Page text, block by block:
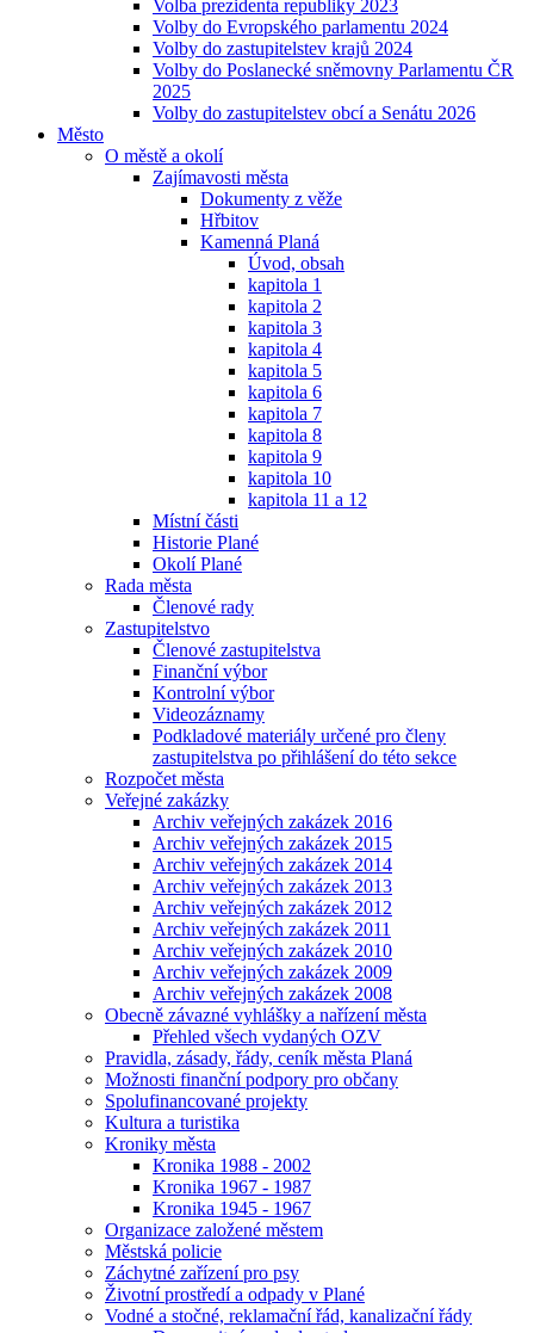
Volba prezidenta republiky 2023
Volby do Evropského parlamentu 2024
Volby do zastupitelstev krajů 2024
Volby do Poslanecké sněmovny Parlamentu ČR
2025
Volby do zastupitelstev obcí a Senátu 2026
Město
O městě a okolí
Zajímavosti města
Dokumenty z věže
Hřbitov
Kamenná Planá
Úvod, obsah
kapitola 1
kapitola 2
kapitola 3
kapitola 4
kapitola 5
kapitola 6
kapitola 7
kapitola 8
kapitola 9
kapitola 10
kapitola 11 a 12
Místní části
Historie Plané
Okolí Plané
Rada města
Členové rady
Zastupitelstvo
Členové zastupitelstva
Finanční výbor
Kontrolní výbor
Videozáznamy
Podkladové materiály určené pro členy
zastupitelstva po přihlášení do této sekce
Rozpočet města
Veřejné zakázky
Archiv veřejných zakázek 2016
Archiv veřejných zakázek 2015
Archiv veřejných zakázek 2014
Archiv veřejných zakázek 2013
Archiv veřejných zakázek 2012
Archiv veřejných zakázek 2011
Archiv veřejných zakázek 2010
Archiv veřejných zakázek 2009
Archiv veřejných zakázek 2008
Obecně závazné vyhlášky a nařízení města
Přehled všech vydaných OZV
Pravidla, zásady, řády, ceník města Planá
Možnosti finanční podpory pro občany
Spolufinancované projekty
Kultura a turistika
Kroniky města
Kronika 1988 - 2002
Kronika 1967 - 1987
Kronika 1945 - 1967
Organizace založené městem
Městská policie
Záchytné zařízení pro psy
Životní prostředí a odpady v Plané
Vodné a stočné, reklamační řád, kanalizační řády